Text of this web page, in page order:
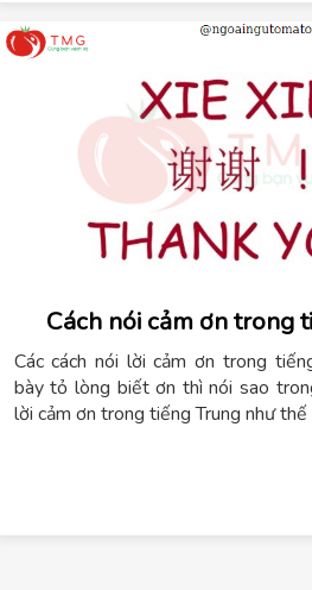
Cách nói cảm ơn trong
Các cách nói lời cảm ơn trong
bày tỏ lòng biết ơn thì nói sao
lời cảm ơn trong tiếng Trung như thế